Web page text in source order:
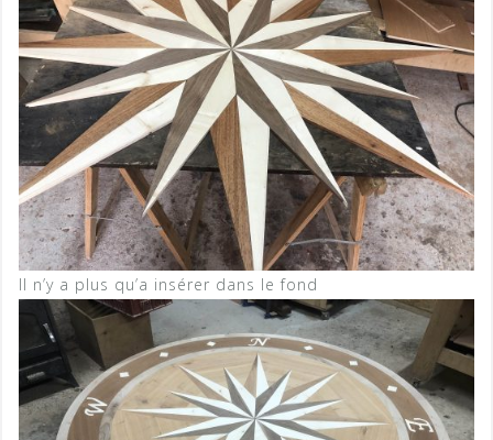
Il n’y a plus qu’a insérer dans le fond